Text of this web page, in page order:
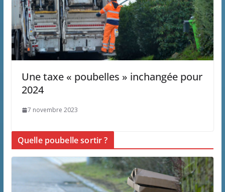
Une taxe « poubelles » inchangée pour
2024
7 novembre 2023
Quelle poubelle sortir ?